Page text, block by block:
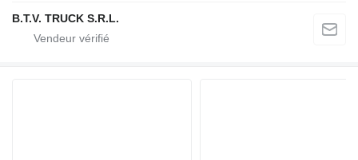
B.T.V. TRUCK S.R.L.